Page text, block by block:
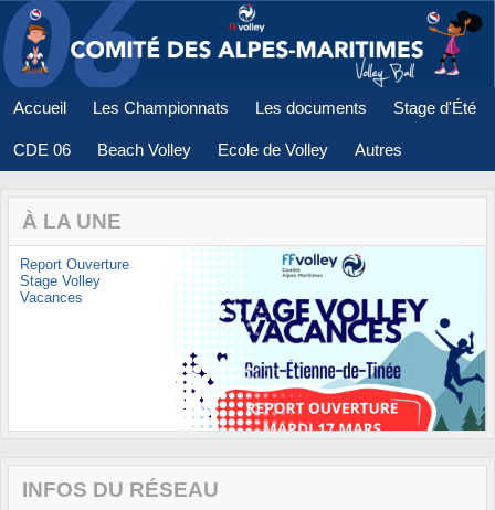
Accueil Les Championnats Les documents Stage d'Été
CDE 06 Beach Volley Ecole de Volley Autres
À LA UNE
Report Ouverture
Stage Volley
Vacances
INFOS DU RÉSEAU
Panneau de gestion des cookies